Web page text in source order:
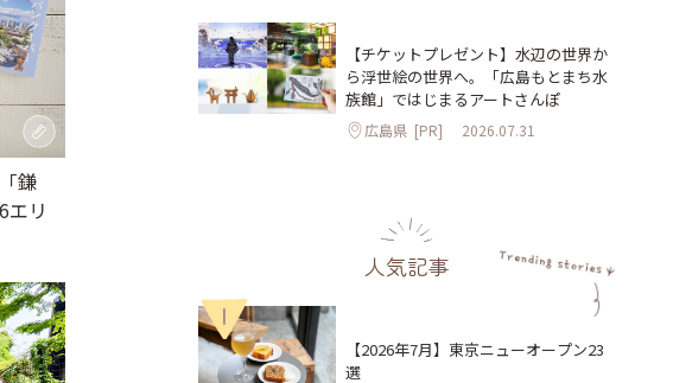
鎌
エリ
【チケットプレゼント】水辺の世界か
ら浮世絵の世界へ。「広島もとまち水
族館」ではじまるアートさんぽ
広島県 [PR] 2026.07.31
人気記事
1
【2026年7月】東京ニューオープン23
選